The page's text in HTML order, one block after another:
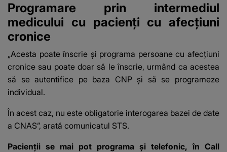
Programare prin intermediul
medicului cu pacienţi cu afecţiuni
cronice
„Acesta poate înscrie şi programa persoane cu afecţiuni
cronice sau poate doar să le înscrie, urmând ca acestea
să se autentifice pe baza CNP şi să se programeze
individual.
În acest caz, nu este obligatorie interogarea bazei de date
a CNAS”, arată comunicatul STS.
Pacienții se mai pot programa și telefonic, în Call